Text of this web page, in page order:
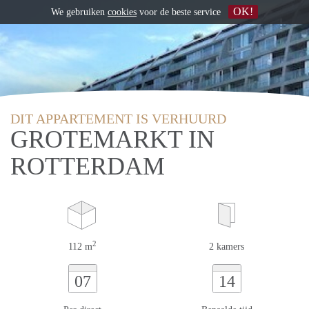
DIT APPARTEMENT IS VERHUURD
GROTEMARKT IN
ROTTERDAM
112 m2 2 kamers
07 14
We gebruiken cookies voor de beste service OK!